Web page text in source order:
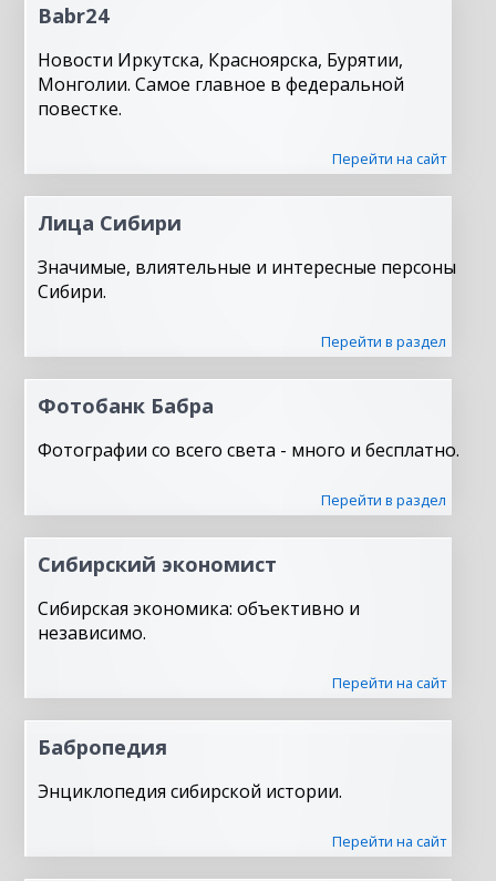
Babr24
Новости Иркутска, Красноярска, Бурятии,
Монголии. Самое главное в федеральной
повестке.
Перейти на сайт
Лица Сибири
Значимые, влиятельные и интересные персоны
Сибири.
Перейти в раздел
Фотобанк Бабра
Фотографии со всего света - много и бесплатно.
Перейти в раздел
Сибирский экономист
Сибирская экономика: объективно и
независимо.
Перейти на сайт
Бабропедия
Энциклопедия сибирской истории.
Перейти на сайт